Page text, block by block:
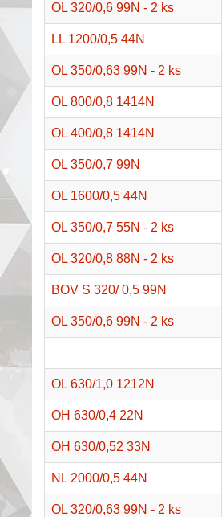
OL 320/0,6 99N - 2 ks
LL 1200/0,5 44N
OL 350/0,63 99N - 2 ks
OL 800/0,8 1414N
OL 400/0,8 1414N
OL 350/0,7 99N
OL 1600/0,5 44N
OL 350/0,7 55N - 2 ks
OL 320/0,8 88N - 2 ks
BOV S 320/ 0,5 99N
OL 350/0,6 99N - 2 ks
OL 630/1,0 1212N
OH 630/0,4 22N
OH 630/0,52 33N
NL 2000/0,5 44N
OL 320/0,63 99N - 2 ks